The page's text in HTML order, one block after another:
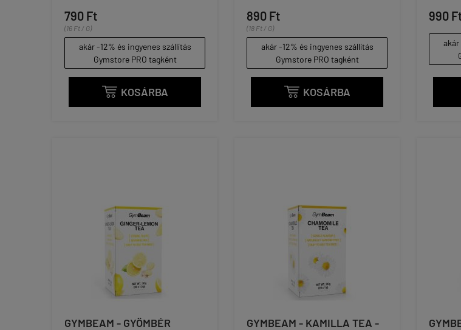
790 Ft
(16 Ft / G)
akár -12% és ingyenes szállítás
Gymstore PRO tagként
 KOSÁRBA
890 Ft
(18 Ft / G)
akár -12% és ingyenes szállítás
Gymstore PRO tagként
 KOSÁRBA
990
akár
GYMBEAM - GYÖMBÉR
GYMBEAM - KAMILLA TEA -